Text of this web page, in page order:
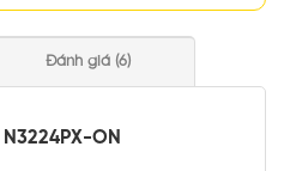
Đánh giá (6)
ON